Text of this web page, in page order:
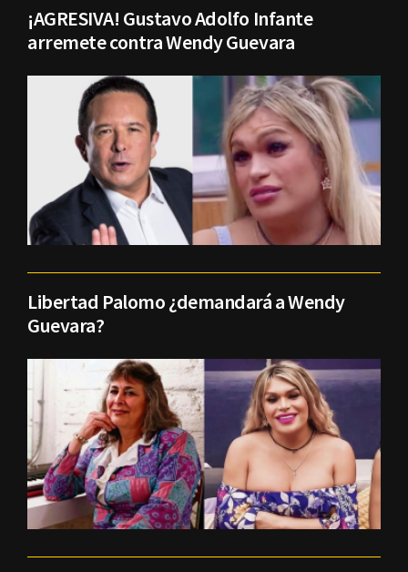
¡AGRESIVA! Gustavo Adolfo Infante
arremete contra Wendy Guevara
Libertad Palomo ¿demandará a Wendy
Guevara?